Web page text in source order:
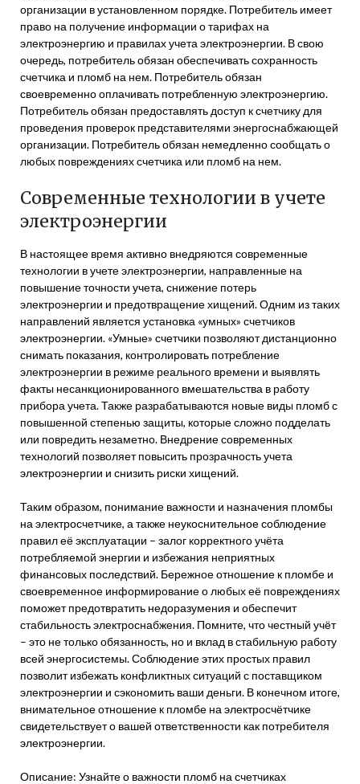
организации в установленном порядке. Потребитель имеет
право на получение информации о тарифах на
электроэнергию и правилах учета электроэнергии. В свою
очередь, потребитель обязан обеспечивать сохранность
счетчика и пломб на нем. Потребитель обязан
своевременно оплачивать потребленную электроэнергию.
Потребитель обязан предоставлять доступ к счетчику для
проведения проверок представителями энергоснабжающей
организации. Потребитель обязан немедленно сообщать о
любых повреждениях счетчика или пломб на нем.
Современные технологии в учете
электроэнергии
В настоящее время активно внедряются современные
технологии в учете электроэнергии, направленные на
повышение точности учета, снижение потерь
электроэнергии и предотвращение хищений. Одним из таких
направлений является установка «умных» счетчиков
электроэнергии. «Умные» счетчики позволяют дистанционно
снимать показания, контролировать потребление
электроэнергии в режиме реального времени и выявлять
факты несанкционированного вмешательства в работу
прибора учета. Также разрабатываются новые виды пломб с
повышенной степенью защиты, которые сложно подделать
или повредить незаметно. Внедрение современных
технологий позволяет повысить прозрачность учета
электроэнергии и снизить риски хищений.
Таким образом, понимание важности и назначения пломбы
на электросчетчике, а также неукоснительное соблюдение
правил её эксплуатации – залог корректного учёта
потребляемой энергии и избежания неприятных
финансовых последствий. Бережное отношение к пломбе и
своевременное информирование о любых её повреждениях
поможет предотвратить недоразумения и обеспечит
стабильность электроснабжения. Помните, что честный учёт
– это не только обязанность, но и вклад в стабильную работу
всей энергосистемы. Соблюдение этих простых правил
позволит избежать конфликтных ситуаций с поставщиком
электроэнергии и сэкономить ваши деньги. В конечном итоге,
внимательное отношение к пломбе на электросчётчике
свидетельствует о вашей ответственности как потребителя
электроэнергии.
Описание: Узнайте о важности пломб на счетчиках